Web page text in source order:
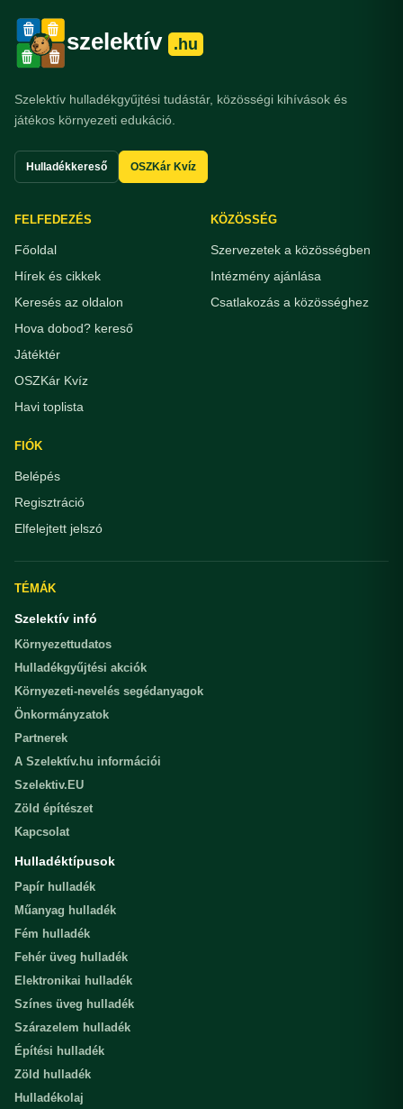
szelektív .hu
Szelektív hulladékgyűjtési tudástár, közösségi kihívások és
játékos környezeti edukáció.
Hulladékkereső OSZKár Kvíz
FELFEDEZÉS
Főoldal
Hírek és cikkek
Keresés az oldalon
Hova dobod? kereső
Játéktér
OSZKár Kvíz
Havi toplista
KÖZÖSSÉG
Szervezetek a közösségben
Intézmény ajánlása
Csatlakozás a közösséghez
FIÓK
Belépés
Regisztráció
Elfelejtett jelszó
TÉMÁK
Szelektív infó
Környezettudatos
Hulladékgyűjtési akciók
Környezeti-nevelés segédanyagok
Önkormányzatok
Partnerek
A Szelektív.hu információi
Szelektiv.EU
Zöld építészet
Kapcsolat
Hulladéktípusok
Papír hulladék
Műanyag hulladék
Fém hulladék
Fehér üveg hulladék
Elektronikai hulladék
Színes üveg hulladék
Szárazelem hulladék
Építési hulladék
Zöld hulladék
Hulladékolaj